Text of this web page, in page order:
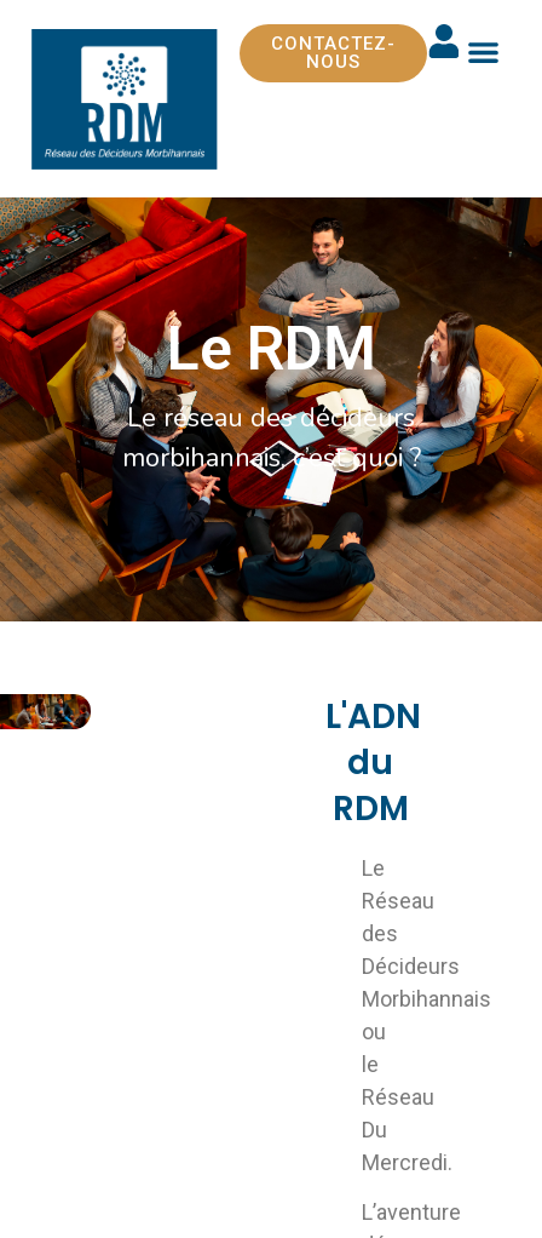
CONTACTEZ-
NOUS
Le RDM
Le réseau des décideurs
morbihannais, c’est quoi ?
L'ADN
du
RDM
Le
Réseau
des
Décideurs
Morbihannais
ou
le
Réseau
Du
Mercredi.
L’aventure